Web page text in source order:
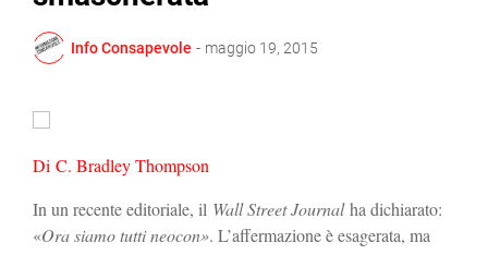
Info Consapevole - maggio 19, 2015
Di C. Bradley Thompson
In un recente editoriale, il Wall Street Journalha dichiarato:
«Ora siamo tutti neocon». L’affermazione è esagerata, ma